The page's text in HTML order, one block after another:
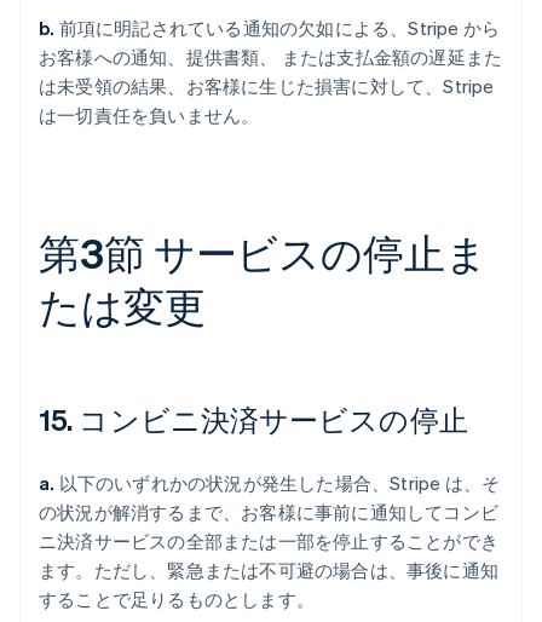
b. 前項に明記されている通知の欠如による、Stripe から
お客様への通知、提供書類、 または支払金額の遅延また
は未受領の結果、お客様に生じた損害に対して、Stripe
は一切責任を負いません。
第3節 サービスの停止ま
たは変更
15. コンビニ決済サービスの停止
a. 以下のいずれかの状況が発生した場合、Stripe は、そ
の状況が解消するまで、お客様に事前に通知してコンビ
ニ決済サービスの全部または一部を停止することができ
ます。ただし、緊急または不可避の場合は、事後に通知
することで足りるものとします。